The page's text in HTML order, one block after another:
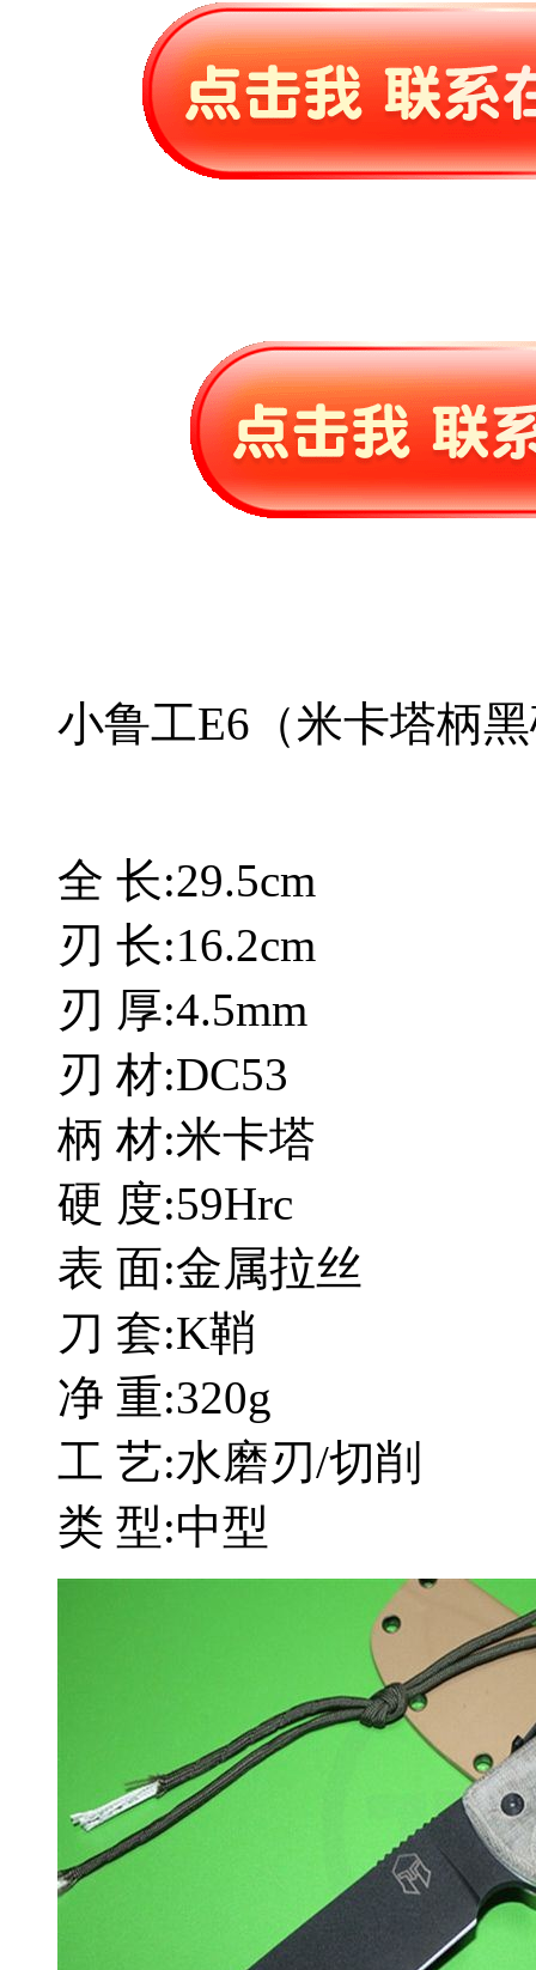
小鲁工E6（米卡塔柄
全 长:29.5cm
刃 长:16.2cm
刃 厚:4.5mm
刃 材:DC53
柄 材:米卡塔
硬 度:59Hrc
表 面:金属拉丝
刀 套:K鞘
净 重:320g
工 艺:水磨刃/切削
类 型:中型